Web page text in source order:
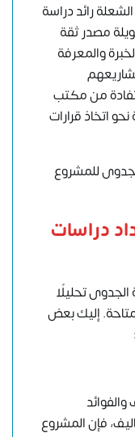
الشعلة رائد دراسة
مصدر ثقة
والمعرفة
من مكتب
اتخاذ قرارات
جدوى للمشروع
دراسات
الجدوى تحليلًا
إليك بعض
فإن المشروع